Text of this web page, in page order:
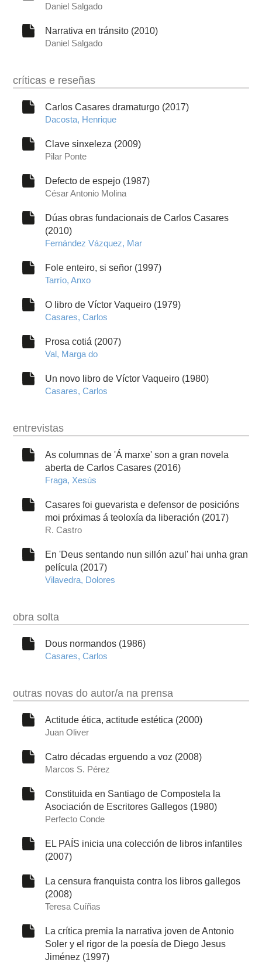
Daniel Salgado
Narrativa en tránsito (2010)
Daniel Salgado
críticas e reseñas
Carlos Casares dramaturgo (2017)
Dacosta, Henrique
Clave sinxeleza (2009)
Pilar Ponte
Defecto de espejo (1987)
César Antonio Molina
Dúas obras fundacionais de Carlos Casares
(2010)
Fernández Vázquez, Mar
Fole enteiro, si señor (1997)
Tarrío, Anxo
O libro de Víctor Vaqueiro (1979)
Casares, Carlos
Prosa cotiá (2007)
Val, Marga do
Un novo libro de Víctor Vaqueiro (1980)
Casares, Carlos
entrevistas
As columnas de 'Á marxe' son a gran novela
aberta de Carlos Casares (2016)
Fraga, Xesús
Casares foi guevarista e defensor de posicións
moi próximas á teoloxía da liberación (2017)
R. Castro
En 'Deus sentando nun sillón azul' hai unha gran
película (2017)
Vilavedra, Dolores
obra solta
Dous normandos (1986)
Casares, Carlos
outras novas do autor/a na prensa
Actitude ética, actitude estética (2000)
Juan Oliver
Catro décadas erguendo a voz (2008)
Marcos S. Pérez
Constituida en Santiago de Compostela la
Asociación de Escritores Gallegos (1980)
Perfecto Conde
EL PAÍS inicia una colección de libros infantiles
(2007)
La censura franquista contra los libros gallegos
(2008)
Teresa Cuíñas
La crítica premia la narrativa joven de Antonio
Soler y el rigor de Ia poesía de Diego Jesus
Jiménez (1997)